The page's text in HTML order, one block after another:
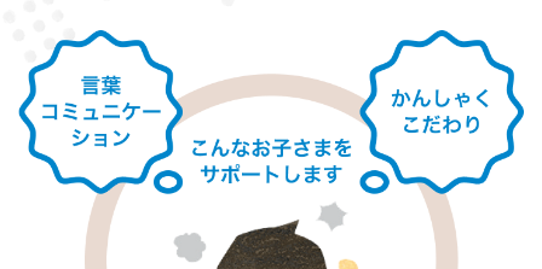
LITALICOワンダー
LITALICO発達ナビ
LITALICOライフ
LITALICOワークス
LITALICO仕事ナビ
LITALICOキャリア
LITALICO教育ソフト
LITALICO発達特性検査